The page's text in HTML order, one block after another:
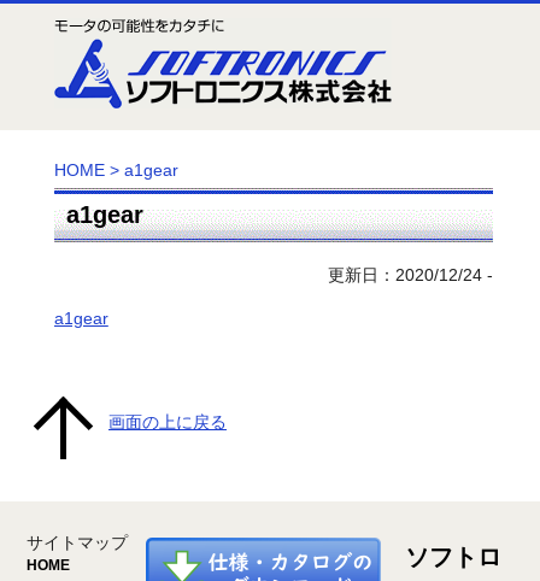
HOME> a1gear
a1gear
更新日：2020/12/24 -
a1gear
画面の上に戻る
サイトマップ
HOME
ソフトロ